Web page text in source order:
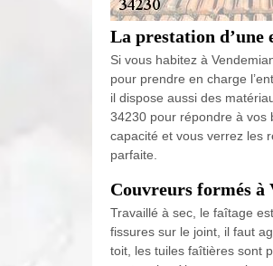
La prestation d’une
Si vous habitez à
pour prendre en charge
il dispose aussi des
34230 pour répondre à vos
capacité et vous verrez les
parfaite.
Couvreurs formés à
Travaillé à sec, le faîtage
fissures sur le joint, il faut
toit, les tuiles faîtières sont